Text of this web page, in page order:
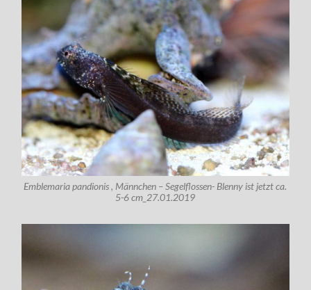
Emblemaria pandionis , Männchen – Segelflossen- Blenny ist jetzt ca.
5-6 cm_27.01.2019